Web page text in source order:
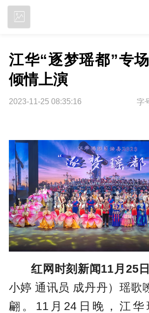
江华“逐梦瑶都”专
倾情上演
2023-11-25 08:35:16 字
红网时刻新闻11月25
小婷 通讯员 成丹丹）瑶歌
翩。11月24日晚，江华